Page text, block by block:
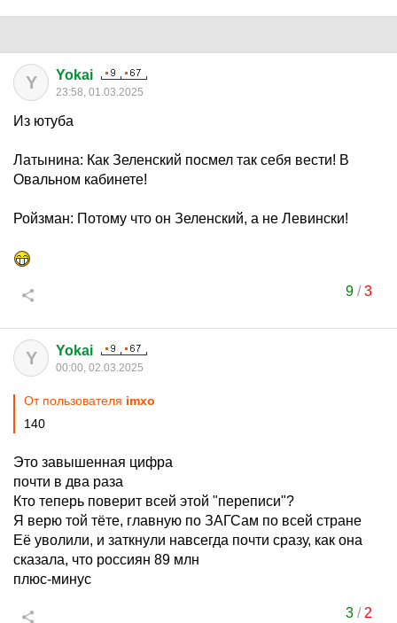
Y Yokai
23:58, 01.03.2025
Из ютуба
Латынина: Как Зеленский посмел так себя вести! В
Овальном кабинете!
Ройзман: Потому что он Зеленский, а не Левински!
9/3
Y Yokai
00:00, 02.03.2025
От пользователя imxo
140
Это завышенная цифра
почти в два раза
Кто теперь поверит всей этой "переписи"?
Я верю той тёте, главную по ЗАГСам по всей стране
Её уволили, и заткнули навсегда почти сразу, как она
сказала, что россиян 89 млн
плюс-минус
3/ 2